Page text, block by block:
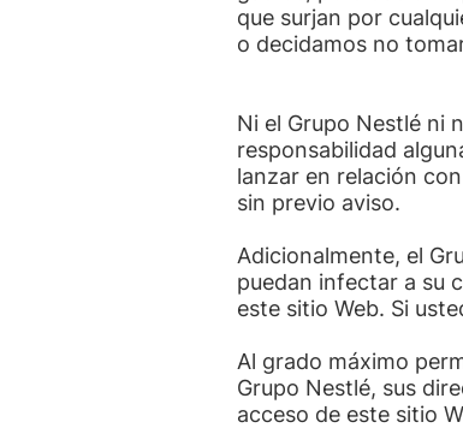
que surjan por
o decidamos no
Ni el Grupo Nestlé ni
responsabilidad
lanzar en relación
sin previo aviso.
Adicionalmente, el
puedan infectar a su
este sitio Web. Si
Al grado máximo
Grupo Nestlé, sus
acceso de este sitio